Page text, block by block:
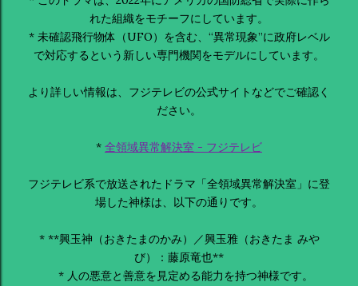
れた組織をモチーフにしています。
* 未確認飛行物体（UFO）を含む、“異常現象”に政府レベル
で対応するという新しい専門機関をモデルにしています。
より詳しい情報は、フジテレビの公式サイトなどでご確認く
ださい。
* 全領域異常解決室 - フジテレビ
フジテレビ系で放送されたドラマ「全領域異常解決室」に登
場した神様は、以下の通りです。
* **興玉神（おきたまのかみ）／興玉雅（おきたま みや
び）：藤原竜也**
* 人の悪意と善意を見定める能力を持つ神様です。